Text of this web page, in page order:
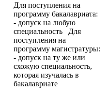
Для поступления на
программу бакалавриата:
- допуск на любую
специальность Для
поступления на
программу магистратуры:
- допуск на ту же или
схожую специальность,
которая изучалась в
бакалавриате